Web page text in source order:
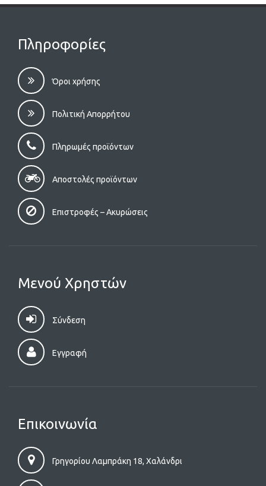
Πληροφορίες
Όροι χρήσης
Πολιτική Απορρήτου
Πληρωμές προϊόντων
Αποστολές προϊόντων
Επιστροφές – Aκυρώσεις
Μενού Χρηστών
Σύνδεση
Εγγραφή
Επικοινωνία
Γρηγορίου Λαμπράκη 18, Χαλάνδρι